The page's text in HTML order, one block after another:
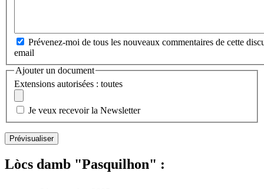
Prévenez-moi de tous les nouveaux commentaires de cette
email
Ajouter un document
Extensions autorisées : toutes
Je veux recevoir la Newsletter
Lòcs damb "Pasquilhon" :